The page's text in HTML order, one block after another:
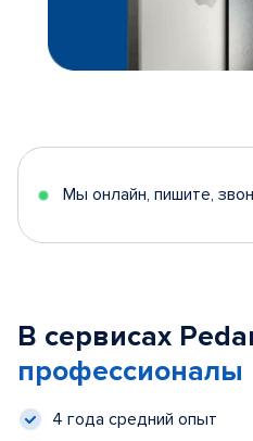
Мы онлайн, пишите,
В сервисах
профессионалы
4 года средний опыт